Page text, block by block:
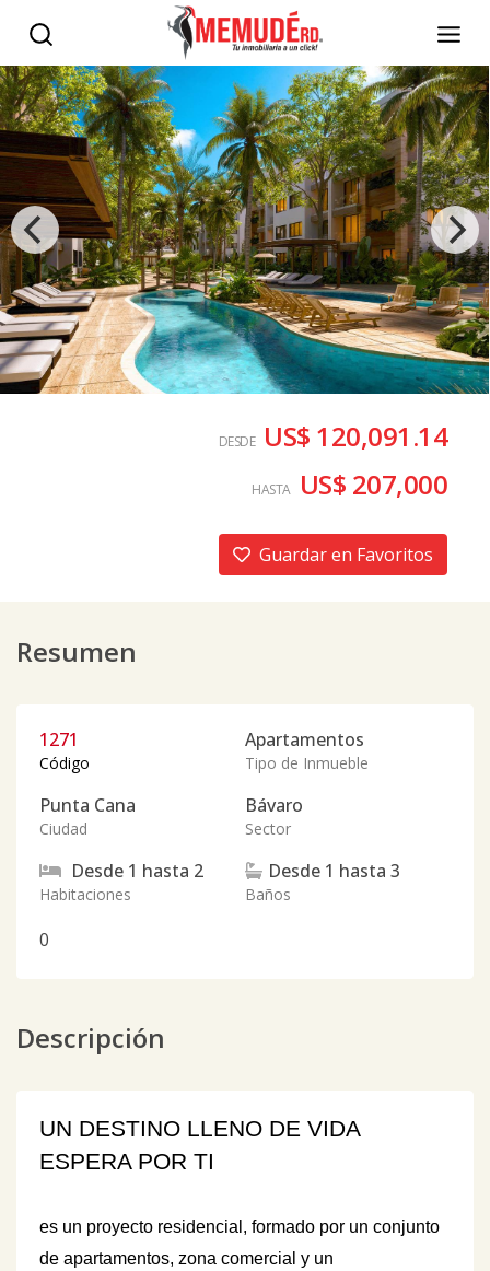
DESDE US$ 120,091.14
HASTA US$ 207,000
Guardar en Favoritos
Resumen
1271
Código
Apartamentos
Tipo de Inmueble
Punta Cana
Ciudad
Bávaro
Sector
Desde 1 hasta 2
Habitaciones
Desde 1 hasta 3
Baños
0
Descripción
UN DESTINO LLENO DE VIDA
ESPERA POR TI
es un proyecto residencial, formado por un conjunto
de apartamentos, zona comercial y un